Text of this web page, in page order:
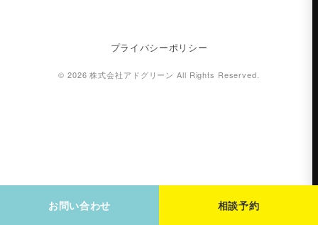
お問い合わせ 相談予約
プライバシーポリシー
© 2026 株式会社アドグリーン All Rights Reserved.